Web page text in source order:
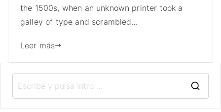
the 1500s, when an unknown printer took a
galley of type and scrambled…
Leer más